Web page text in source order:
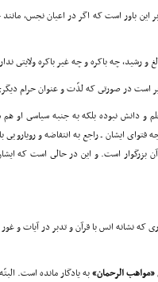
این باور است که اگر در اعیان نجس،
و دانش نبوده بلکه به جنبه سیاسى او
فتواى ایشان ـ راجع به انتفاضه و
بزرگوار است. و این در حالى است که
که نشانه انس با قرآن و تدبر در آیات و
«مواهب الرحمان»به یادگار مانده است. البتّه 10 جلد از این مجموعه متنشر شده